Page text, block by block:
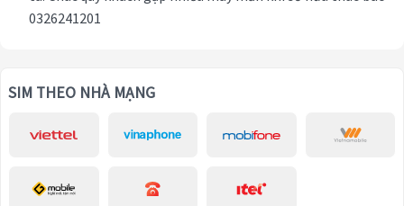
0326241201
SIM THEO NHÀ MẠNG